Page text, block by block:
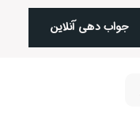
جواب‌ دهی آنلاین